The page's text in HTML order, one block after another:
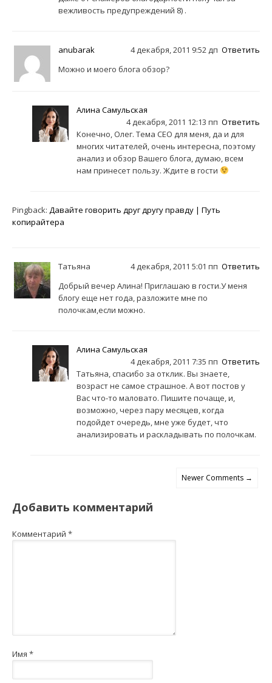
вежливость предупреждений 8) .
anubarak 4 декабря, 2011 9:52 дп Ответить
Можно и моего блога обзор?
Алина Самульская
4 декабря, 2011 12:13 пп Ответить
Конечно, Олег. Тема СЕО для меня, да и для
многих читателей, очень интересна, поэтому
анализ и обзор Вашего блога, думаю, всем
нам принесет пользу. Ждите в гости
Pingback: Давайте говорить друг другу правду | Путь
копирайтера
Татьяна 4 декабря, 2011 5:01 пп Ответить
Добрый вечер Алина! Приглашаю в гости.У меня
блогу еще нет года, разложите мне по
полочкам,если можно.
Алина Самульская
4 декабря, 2011 7:35 пп Ответить
Татьяна, спасибо за отклик. Вы знаете,
возраст не самое страшное. А вот постов у
Вас что-то маловато. Пишите почаще, и,
возможно, через пару месяцев, когда
подойдет очередь, мне уже будет, что
анализировать и раскладывать по полочкам.
Newer Comments →
Добавить комментарий
Комментарий *
Имя *